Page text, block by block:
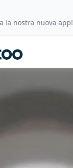
la nostra nuova app!